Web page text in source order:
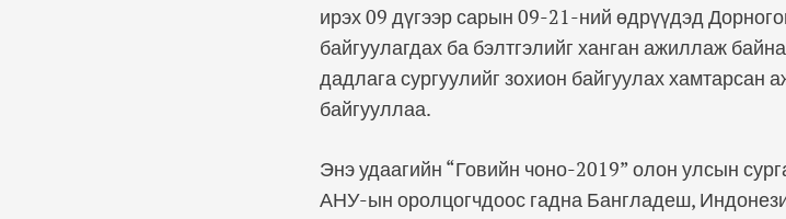
ирэх 09 дүгээр сарын 09-21-ний өдрүүдэд
байгуулагдах ба бэлтгэлийг ханган ажиллаж
дадлага сургуулийг зохион байгуулах хамтарсан
байгууллаа.
Энэ удаагийн “Говийн чоно-2019” олон улсын
АНУ-ын оролцогчдоос гадна Бангладеш,